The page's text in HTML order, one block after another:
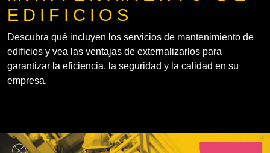
EDIFICIOS
Descubra qué incluyen los servicios de mantenimiento de
edificios y vea las ventajas de externalizarlos para
garantizar la eficiencia, la seguridad y la calidad en su
empresa.